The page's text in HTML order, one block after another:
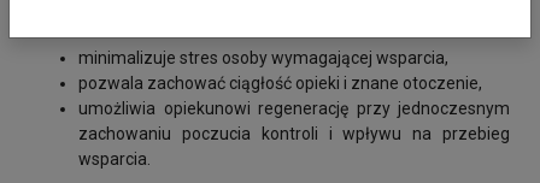
minimalizuje stres osoby wymagającej wsparcia,
pozwala zachować ciągłość opieki i znane otoczenie,
umożliwia opiekunowi regenerację przy jednoczesnym
zachowaniu poczucia kontroli i wpływu na przebieg
wsparcia.